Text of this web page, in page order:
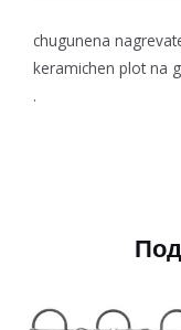
chugunena
keramichen plot na
.